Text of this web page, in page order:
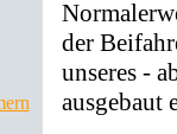
der
unseres -
ausgebaut